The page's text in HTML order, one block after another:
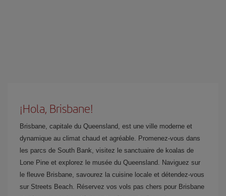
¡Hola, Brisbane!
Brisbane, capitale du Queensland, est une ville moderne et
dynamique au climat chaud et agréable. Promenez-vous dans
les parcs de South Bank, visitez le sanctuaire de koalas de
Lone Pine et explorez le musée du Queensland. Naviguez sur
le fleuve Brisbane, savourez la cuisine locale et détendez-vous
sur Streets Beach. Réservez vos vols pas chers pour Brisbane